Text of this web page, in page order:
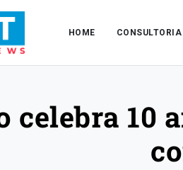
HOME CONSULTORIA
celebra 10